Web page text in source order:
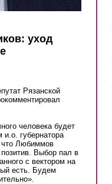
уход
Рязанской
человека будет
губернатора
что Любиммов
Выбор пал в
с вектором на
есть. Будем